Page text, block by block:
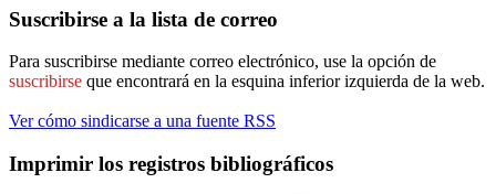
Suscribirse a la lista de correo
Para suscribirse mediante correo electrónico, use la opción de
suscribirse que encontrará en la esquina inferior izquierda de la web.
Ver cómo sindicarse a una fuente RSS
Imprimir los registros bibliográficos